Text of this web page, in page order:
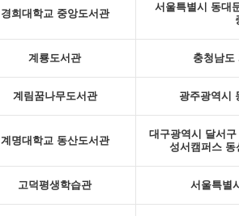
경희대학교 중앙도서관
서울특별시 동대
계룡도서관 충청남도
계림꿈나무도서관 광주광역시
계명대학교 동산도서관
대구광역시 달서
성서캠퍼스 동
고덕평생학습관 서울특별